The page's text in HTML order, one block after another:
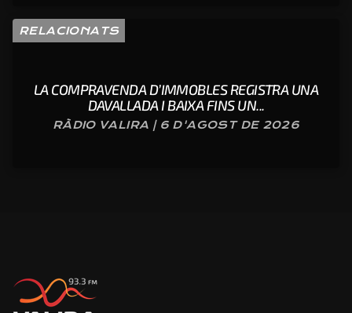
RELACIONATS
LA COMPRAVENDA D’IMMOBLES REGISTRA UNA
DAVALLADA I BAIXA FINS UN...
RÀDIO VALIRA | 6 D'AGOST DE 2026